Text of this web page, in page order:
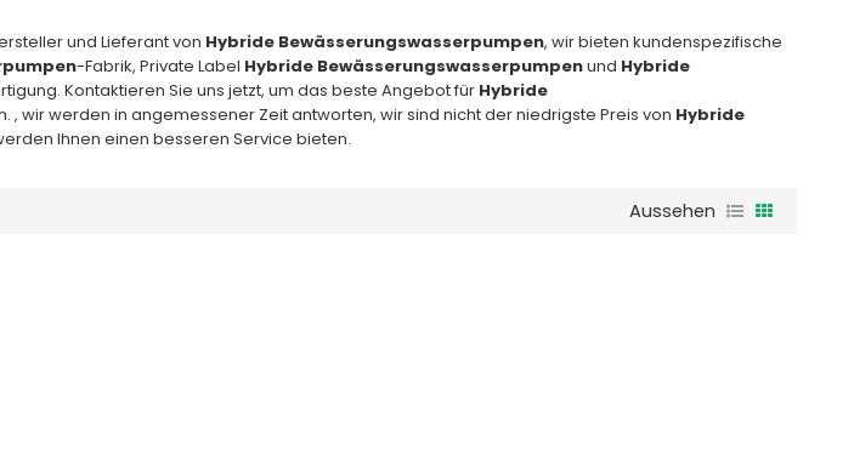
und Lieferant von Hybride Bewässerungswasserpumpen, wir bieten kundenspezifische
-Fabrik, Private Label Hybride Bewässerungswasserpumpenund Hybride
Kontaktieren Sie uns jetzt, um das beste Angebot für Hybride
, wir werden in angemessener Zeit antworten, wir sind nicht der niedrigste Preis von Hybride
Ihnen einen besseren Service bieten.
Aussehen